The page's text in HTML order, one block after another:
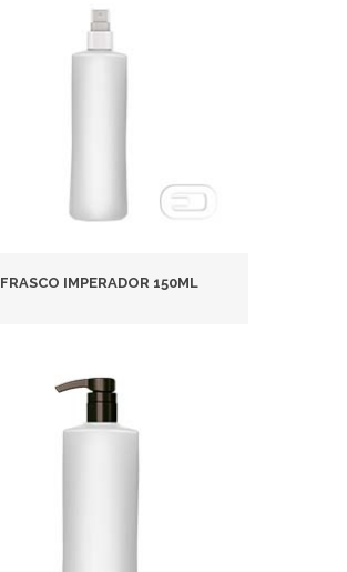
FRASCO IMPERADOR 150ML